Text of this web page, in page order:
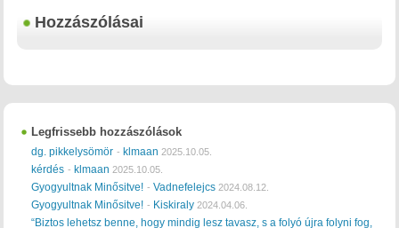
Hozzászólásai
Legfrissebb hozzászólások
dg. pikkelysömör - klmaan 2025.10.05.
kérdés - klmaan 2025.10.05.
Gyogyultnak Minősitve! -Vadnefelejcs 2024.08.12.
Gyogyultnak Minősitve! - Kiskiraly 2024.04.06.
“Biztos lehetsz benne, hogy mindig lesz tavasz, s a folyó újra folyni fog,